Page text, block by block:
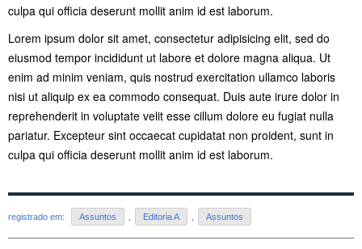
culpa qui officia deserunt mollit anim id est laborum.
Lorem ipsum dolor sit amet, consectetur adipisicing elit, sed do
eiusmod tempor incididunt ut labore et dolore magna aliqua. Ut
enim ad minim veniam, quis nostrud exercitation ullamco laboris
nisi ut aliquip ex ea commodo consequat. Duis aute irure dolor in
reprehenderit in voluptate velit esse cillum dolore eu fugiat nulla
pariatur. Excepteur sint occaecat cupidatat non proident, sunt in
culpa qui officia deserunt mollit anim id est laborum.
registrado em: Assuntos Editoria A Assuntos